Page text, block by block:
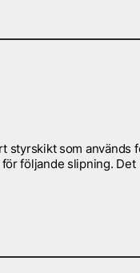
styrskikt som används
följande slipning. Det